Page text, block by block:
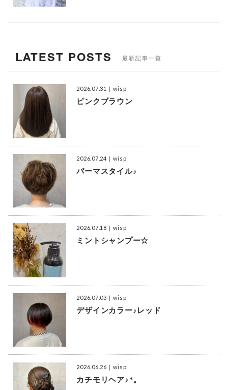
LATEST POSTS 最新記事一覧
2026.07.31 ｜wisp
ピンクブラウン
2026.07.24 ｜wisp
パーマスタイル♪
2026.07.18 ｜wisp
ミントシャンプー☆
2026.07.03 ｜wisp
デザインカラー♪レッド
2026.06.26 ｜wisp
カチモリヘア♪*。